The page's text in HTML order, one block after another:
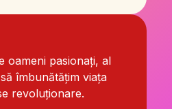
oameni pasionați, al
îmbunătățim viața
revoluționare.